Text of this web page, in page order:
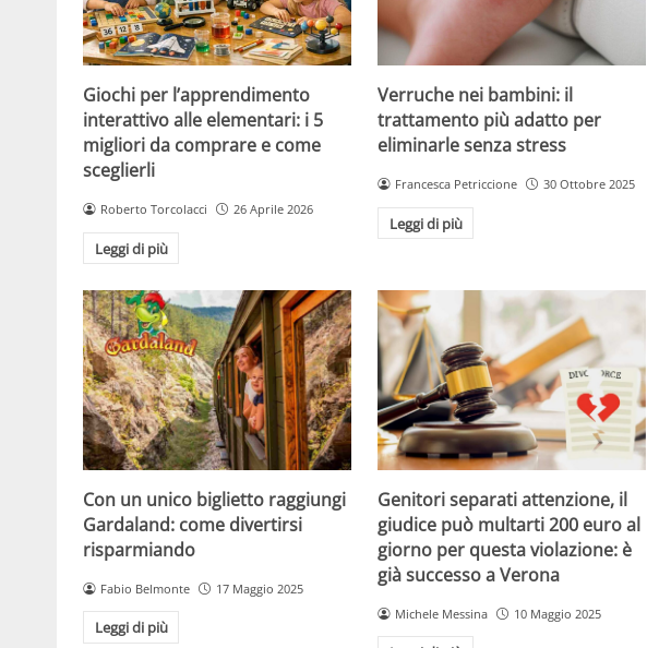
Giochi per l’apprendimento
interattivo alle elementari: i 5
migliori da comprare e come
sceglierli
Roberto Torcolacci 26 Aprile 2026
Leggi di più
Verruche nei bambini: il
trattamento più adatto per
eliminarle senza stress
Francesca Petriccione 30 Ottobre 2025
Leggi di più
Con un unico biglietto raggiungi
Gardaland: come divertirsi
risparmiando
Fabio Belmonte 17 Maggio 2025
Leggi di più
Genitori separati attenzione, il
giudice può multarti 200 euro al
giorno per questa violazione: è
già successo a Verona
Michele Messina 10 Maggio 2025